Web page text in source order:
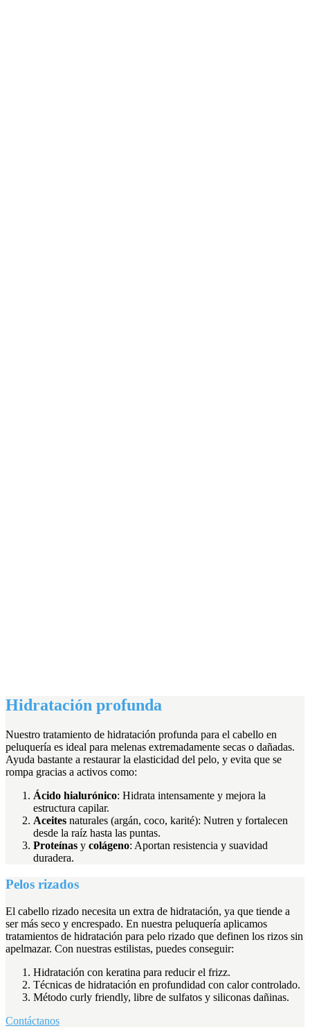
Hidratación profunda
Nuestro tratamiento de hidratación profunda para el cabello en
peluquería es ideal para melenas extremadamente secas o dañadas.
Ayuda bastante a restaurar la elasticidad del pelo, y evita que se
rompa gracias a activos como:
Ácido hialurónico: Hidrata intensamente y mejora la
estructura capilar.
Aceites naturales (argán, coco, karité): Nutren y fortalecen
desde la raíz hasta las puntas.
Proteínas y colágeno: Aportan resistencia y suavidad
duradera.
Pelos rizados
El cabello rizado necesita un extra de hidratación, ya que tiende a
ser más seco y encrespado. En nuestra peluquería aplicamos
tratamientos de hidratación para pelo rizado que definen los rizos sin
apelmazar. Con nuestras estilistas, puedes conseguir:
Hidratación con keratina para reducir el frizz.
Técnicas de hidratación en profundidad con calor controlado.
Método curly friendly, libre de sulfatos y siliconas dañinas.
Contáctanos